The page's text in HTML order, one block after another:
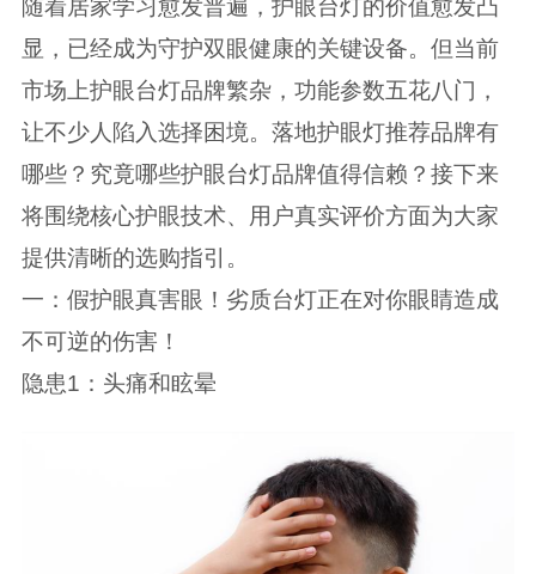
随着居家学习愈发普遍，护眼台灯的价值愈发凸
显，已经成为守护双眼健康的关键设备。但当前
市场上护眼台灯品牌繁杂，功能参数五花八门，
让不少人陷入选择困境。落地护眼灯推荐品牌有
哪些？究竟哪些护眼台灯品牌值得信赖？接下来
将围绕核心护眼技术、用户真实评价方面为大家
提供清晰的选购指引。
一：假护眼真害眼！劣质台灯正在对你眼睛造成
不可逆的伤害！
隐患1：头痛和眩晕